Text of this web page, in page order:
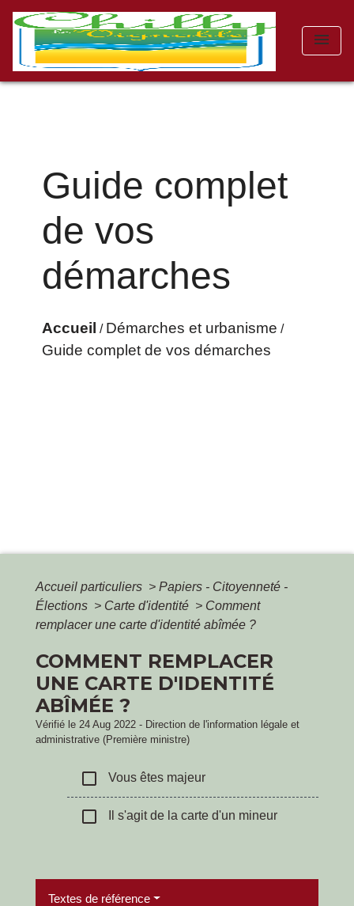
menu
Guide complet
de vos
démarches
Accueil / Démarches et urbanisme /
Guide complet de vos démarches
Accueil particuliers > Papiers - Citoyenneté -
Élections > Carte d'identité > Comment
remplacer une carte d'identité abîmée ?
COMMENT REMPLACER
UNE CARTE D'IDENTITÉ
ABÎMÉE ?
Vérifié le 24 Aug 2022 - Direction de l'information légale et
administrative (Première ministre)
check_box_outline_blank Vous êtes majeur
check_box_outline_blank Il s'agit de la carte d'un mineur
Textes de référence